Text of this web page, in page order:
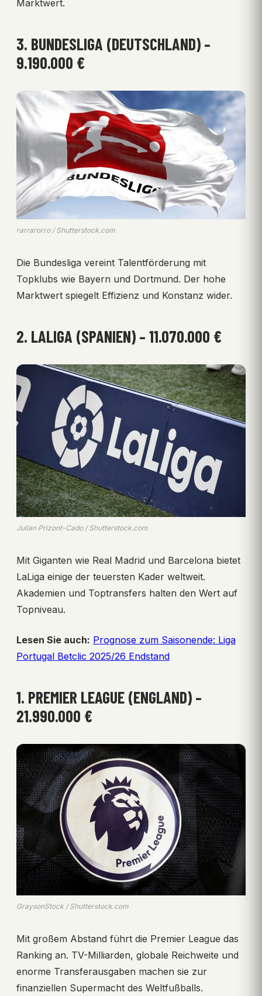
Marktwert.
3. BUNDESLIGA (DEUTSCHLAND) –
9.190.000 €
rarrarorro / Shutterstock.com
Die Bundesliga vereint Talentförderung mit
Topklubs wie Bayern und Dortmund. Der hohe
Marktwert spiegelt Effizienz und Konstanz wider.
2. LALIGA (SPANIEN) – 11.070.000 €
Julian Prizont-Cado / Shutterstock.com
Mit Giganten wie Real Madrid und Barcelona bietet
LaLiga einige der teuersten Kader weltweit.
Akademien und Toptransfers halten den Wert auf
Topniveau.
Lesen Sie auch: Prognose zum Saisonende: Liga
Portugal Betclic 2025/26 Endstand
1. PREMIER LEAGUE (ENGLAND) –
21.990.000 €
GraysonStock / Shutterstock.com
Mit großem Abstand führt die Premier League das
Ranking an. TV-Milliarden, globale Reichweite und
enorme Transferausgaben machen sie zur
finanziellen Supermacht des Weltfußballs.